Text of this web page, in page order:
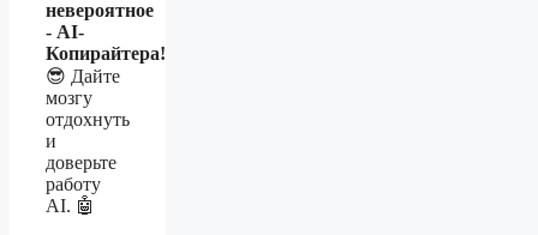
невероятное
- AI-
Копирайтера!
😎 Дайте
мозгу
отдохнуть
и
доверьте
работу
AI. 🤖